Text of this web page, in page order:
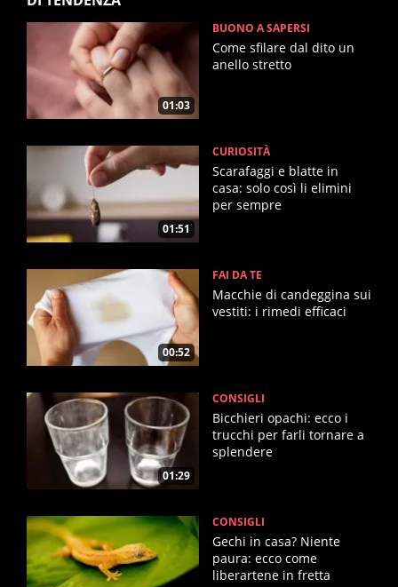
01:03
BUONO A SAPERSI
Come sfilare dal dito un
anello stretto
01:51
CURIOSITÀ
Scarafaggi e blatte in
casa: solo così li elimini
per sempre
00:52
FAI DA TE
Macchie di candeggina sui
vestiti: i rimedi efficaci
01:29
CONSIGLI
Bicchieri opachi: ecco i
trucchi per farli tornare a
splendere
CONSIGLI
Gechi in casa? Niente
paura: ecco come
liberartene in fretta